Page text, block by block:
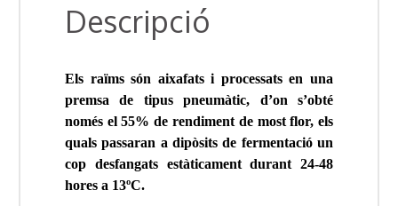
Descripció
Els raïms són aixafats i processats en una
premsa de tipus pneumàtic, d’on s’obté
només el 55% de rendiment de most flor, els
quals passaran a dipòsits de fermentació un
cop desfangats estàticament durant 24-48
hores a 13ºC.